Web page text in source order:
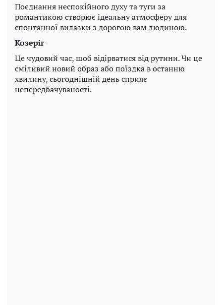
Поєднання неспокійного духу та туги за
романтикою створює ідеальну атмосферу для
спонтанної вилазки з дорогою вам людиною.
Козеріг
Це чудовий час, щоб відірватися від рутини. Чи це
сміливий новий образ або поїздка в останню
хвилину, сьогоднішній день сприяє
непередбачуваності.